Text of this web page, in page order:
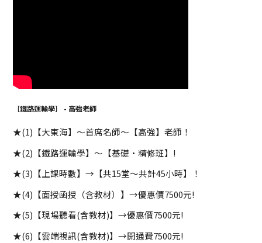
［鐵路運輸學］ - 高強老師
★(1)【大東海】～首席名師～【高強】老師！
★(2)【鐵路運輸學】～【基礎·精修班】!
★(3)【上課時數】→【共15堂～共計45小時】！
★(4)【面授函授（含教材）】→優惠價7500元!
★(5)【現場聽看(含教材)】→優惠價7500元!
★(6)【雲端視訊(含教材)】→開通費7500元!